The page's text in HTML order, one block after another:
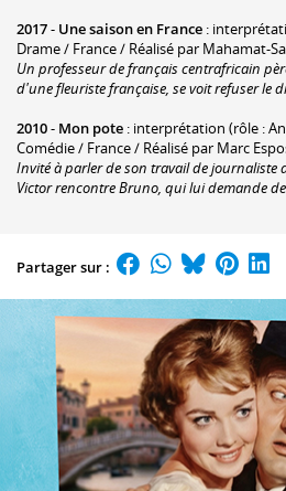
2017- Une saison en France :
Drame / France / Réalisé par Mahamat-
Un professeur de français centrafricain
d'une fleuriste française, se voit refuser le
2010- Mon pote : interprétation (rôle :
Comédie / France / Réalisé par Marc
Invité à parler de son travail de journaliste
Victor rencontre Bruno, qui lui demande de
Partager sur :